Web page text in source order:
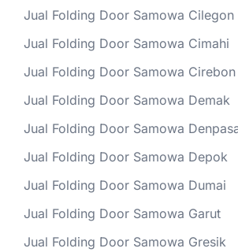
Jual Folding Door Samowa Cilegon
Jual Folding Door Samowa Cimahi
Jual Folding Door Samowa Cirebon
Jual Folding Door Samowa Demak
Jual Folding Door Samowa
Jual Folding Door Samowa Depok
Jual Folding Door Samowa Dumai
Jual Folding Door Samowa Garut
Jual Folding Door Samowa Gresik